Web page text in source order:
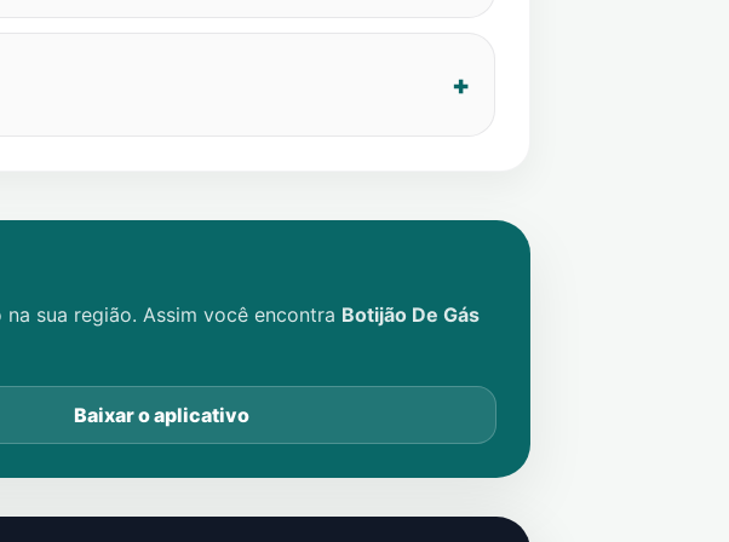
sua região. Assim você encontra Botijão De Gás
Baixar o aplicativo